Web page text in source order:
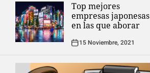
Top mejores
empresas japonesas
en las que aborar
15 Noviembre, 2021